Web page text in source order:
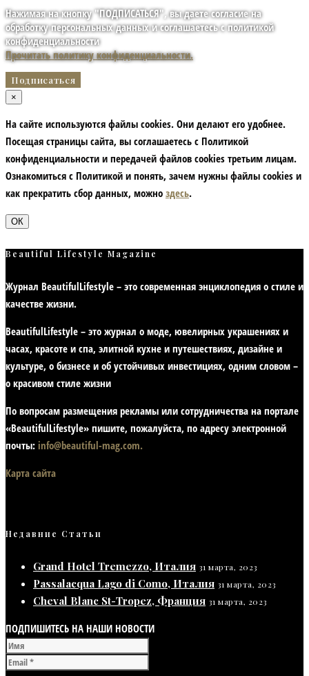
Нажимая на кнопку "ПОДПИСАТЬСЯ", вы даете согласие на
обработку персональных данных и соглашаетесь с политикой
конфиденциальности
Прочитать политику конфиденциальности.
×
На сайте используются файлы cookies. Они делают его удобнее.
Посещая страницы сайта, вы соглашаетесь с Политикой
конфиденциальности и передачей файлов cookies третьим лицам.
Ознакомиться с Политикой и понять, зачем нужны файлы сookies и
как прекратить сбор данных, можно здесь.
ОК
Beautiful Lifestyle Magazine
Журнал BeautifulLifestyle – это современная энциклопедия о стиле и
качестве жизни.
BeautifulLifestyle – это журнал о моде, ювелирных украшениях и
часах, красоте и спа, элитной кухне и путешествиях, дизайне и
культуре, о бизнесе и об устойчивых инвестициях, одним словом –
о красивом стиле жизни
По вопросам размещения рекламы или сотрудничества на портале
«BeautifulLifestyle» пишите, пожалуйста, по адресу электронной
почты: info@beautiful-mag.com.
Карта сайта
Недавние Статьи
Grand Hotel Tremezzo, Италия 31 марта, 2023
Passalacqua Lago di Como, Италия 31 марта, 2023
Cheval Blanc St-Tropez, Франция 31 марта, 2023
ПОДПИШИТЕСЬ НА НАШИ НОВОСТИ